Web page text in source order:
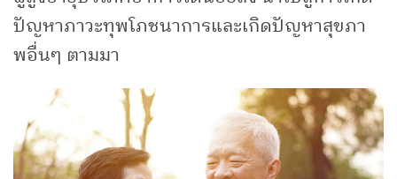
ปัญหาภาวะทุพโภชนาการและเกิดปัญหาสุขภา
พอื่นๆ ตามมา